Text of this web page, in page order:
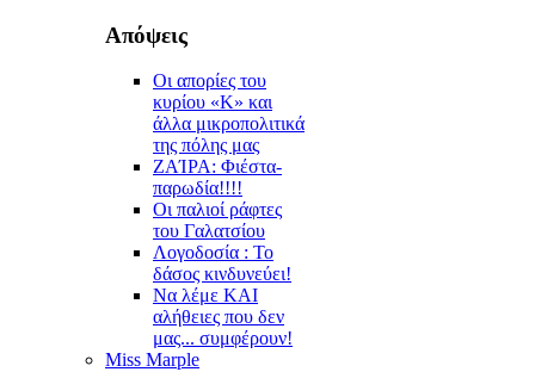
Απόψεις
Οι απορίες του
κυρίου «Κ» και
άλλα μικροπολιτικά
της πόλης μας
ZAΊΡΑ: Φιέστα-
παρωδία!!!!
Οι παλιοί ράφτες
του Γαλατσίου
Λογοδοσία : Το
δάσος κινδυνεύει!
Να λέμε ΚΑΙ
αλήθειες που δεν
μας... συμφέρουν!
Miss Marple